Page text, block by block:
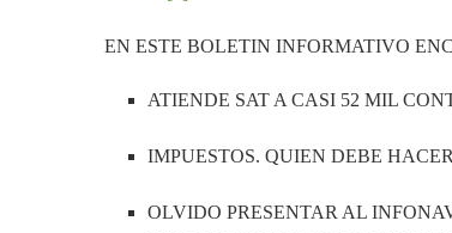
EN ESTE BOLETIN INFORMATIVO
ATIENDE SAT A CASI 52 MIL
IMPUESTOS. QUIEN DEBE
OLVIDO PRESENTAR AL